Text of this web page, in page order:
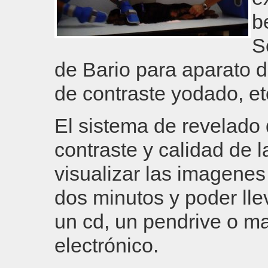
de Bario para aparato
de contraste yodado,
El sistema de
contraste y calidad de
visualizar las
dos minutos y poder
un cd, un pendrive o
electrónico.